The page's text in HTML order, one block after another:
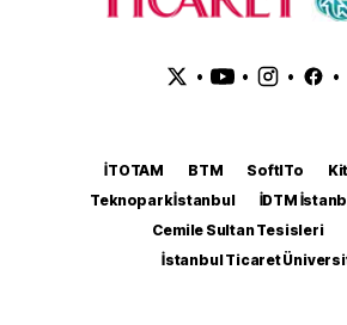
• • • •
İTOTAM BTM SoftITo
Teknopark İstanbul
İDTM
Cemile Sultan Tesisleri
İstanbul Ticaret